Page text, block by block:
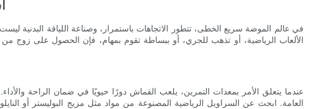
في عالم الموضة سريع الخطى، تتطور الاتجاهات باستمرار، وصناعة اللياقة البدنية
الألعاب الرياضية، أو تذهب للجري، أو ببساطة تقوم بمهام، فإن الحصول على زوج
عندما يتعلق الأمر بمعدات التمرين، يلعب القماش دورًا حيويًا في ضمان الراحة
العامة. ابحث عن السراويل الرياضية المصنوعة من مواد مثل مزيج البوليستر أو